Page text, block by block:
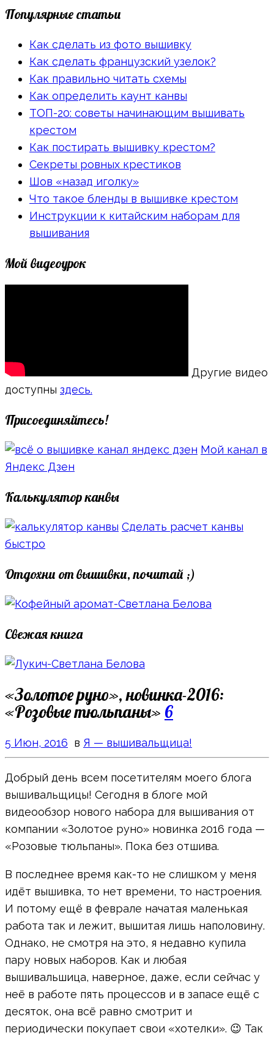
Популярные статьи
Как сделать из фото вышивку
Как сделать французский узелок?
Как правильно читать схемы
Как определить каунт канвы
ТОП-20: советы начинающим вышивать
крестом
Как постирать вышивку крестом?
Секреты ровных крестиков
Шов «назад иголку»
Что такое бленды в вышивке крестом
Инструкции к китайским наборам для
вышивания
Мой видеоурок
Другие видео
доступны здесь.
Присоединяйтесь!
Мой канал в
Яндекс Дзен
Калькулятор канвы
Сделать расчет канвы
быстро
Отдохни от вышивки, почитай ;)
Свежая книга
«Золотое руно», новинка-2016:
«Розовые тюльпаны» 6
5 Июн, 2016 в Я — вышивальщица!
Добрый день всем посетителям моего блога
вышивальщицы! Сегодня в блоге мой
видеообзор нового набора для вышивания от
компании «Золотое руно» новинка 2016 года —
«Розовые тюльпаны». Пока без отшива.
В последнее время как-то не слишком у меня
идёт вышивка, то нет времени, то настроения.
И потому ещё в феврале начатая маленькая
работа так и лежит, вышитая лишь наполовину.
Однако, не смотря на это, я недавно купила
пару новых наборов. Как и любая
вышивальшица, наверное, даже, если сейчас у
неё в работе пять процессов и в запасе ещё с
десяток, она всё равно смотрит и
периодически покупает свои «хотелки». 😉 Так